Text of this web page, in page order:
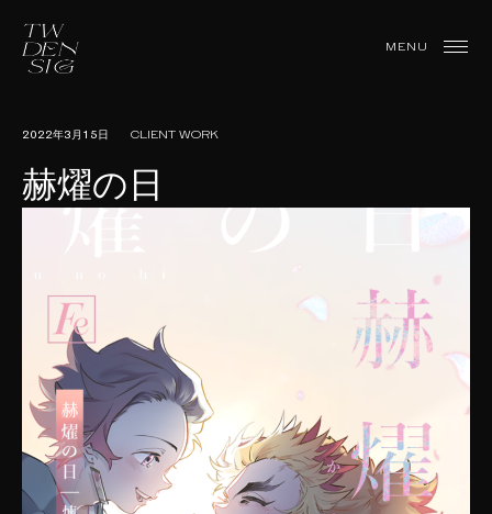
content
MENU
2022年3月15日 CLIENT WORK
赫燿の日